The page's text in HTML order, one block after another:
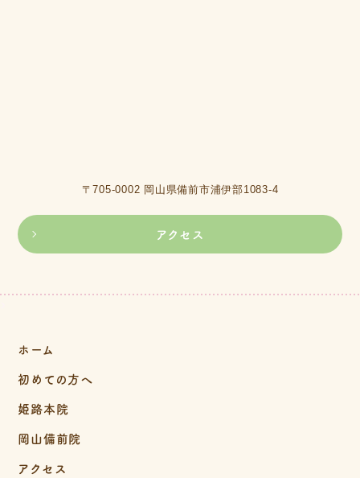
〒705-0002 岡山県備前市浦伊部1083-4
アクセス
ホーム
初めての方へ
姫路本院
岡山備前院
アクセス